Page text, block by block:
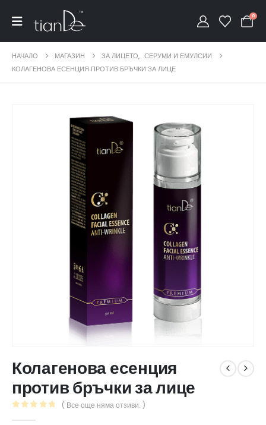
0
НАЧАЛО МАГАЗИН ЗА ЛИЦЕТО, СЕРУМИ И ЕМУЛСИИ
КОЛАГЕНОВА ЕСЕНЦИЯ ПРОТИВ БРЪЧКИ ЗА ЛИЦЕ
Колагенова есенция
против бръчки за лице
( Все още няма отзиви. )